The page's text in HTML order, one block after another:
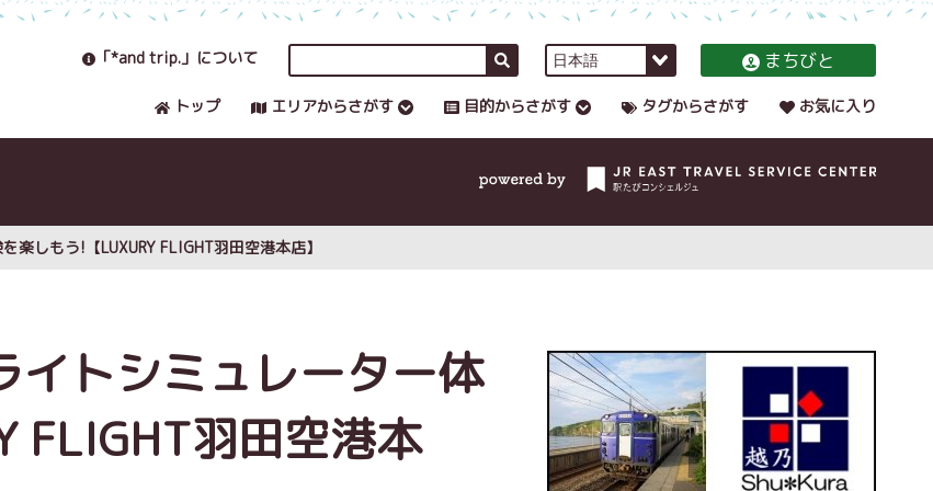
「*and trip.」について まちびと
トップ エリアからさがす 目的からさがす タグからさがす お気に入り
しもう!【LUXURY FLIGHT羽田空港本店】
イトシミュレーター体
FLIGHT羽田空港本